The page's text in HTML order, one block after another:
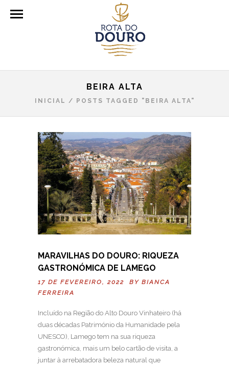
BEIRA ALTA
INICIAL / POSTS TAGGED "BEIRA ALTA"
MARAVILHAS DO DOURO: RIQUEZA
GASTRONÓMICA DE LAMEGO
17 DE FEVEREIRO, 2022 BY BIANCA
FERREIRA
Incluído na Região do Alto Douro Vinhateiro (há
duas décadas Património da Humanidade pela
UNESCO), Lamego tem na sua riqueza
gastronómica, mais um belo cartão de visita, a
juntar à arrebatadora beleza natural que